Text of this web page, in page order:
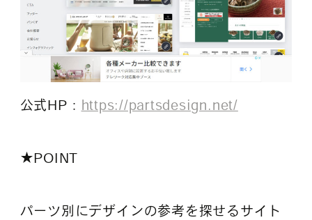
公式HP： https://partsdesign.net/
★POINT
パーツ別にデザインの参考を探せるサイト